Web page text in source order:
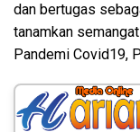
dan bertugas
tanamkan
Pandemi Covid19,